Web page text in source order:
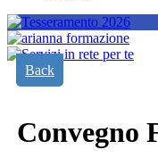
Back
Convegno